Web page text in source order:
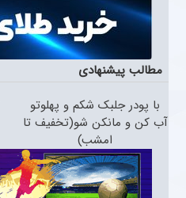
مطالب پیشنهادی
با پودر جلبک شکم و پهلوتو
آب کن و مانکن شو(تخفیف تا
امشب)